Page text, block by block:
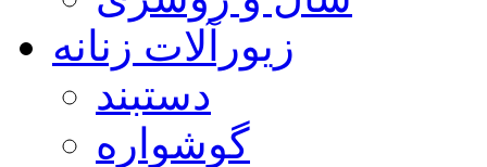
زیورآلات زنانه
دستبند
گوشواره